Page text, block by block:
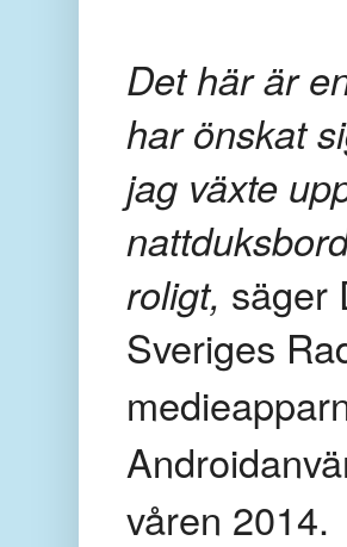
Det här är
har önskat
jag växte
roligt, säger
Sveriges
våren 2014.